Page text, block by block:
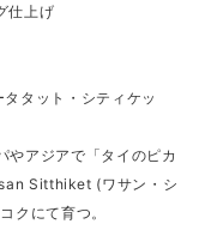
仕上げ
タット・シティケッ
やアジアで「タイのピカ
Sitthiket (ワサン・シ
クにて育つ。